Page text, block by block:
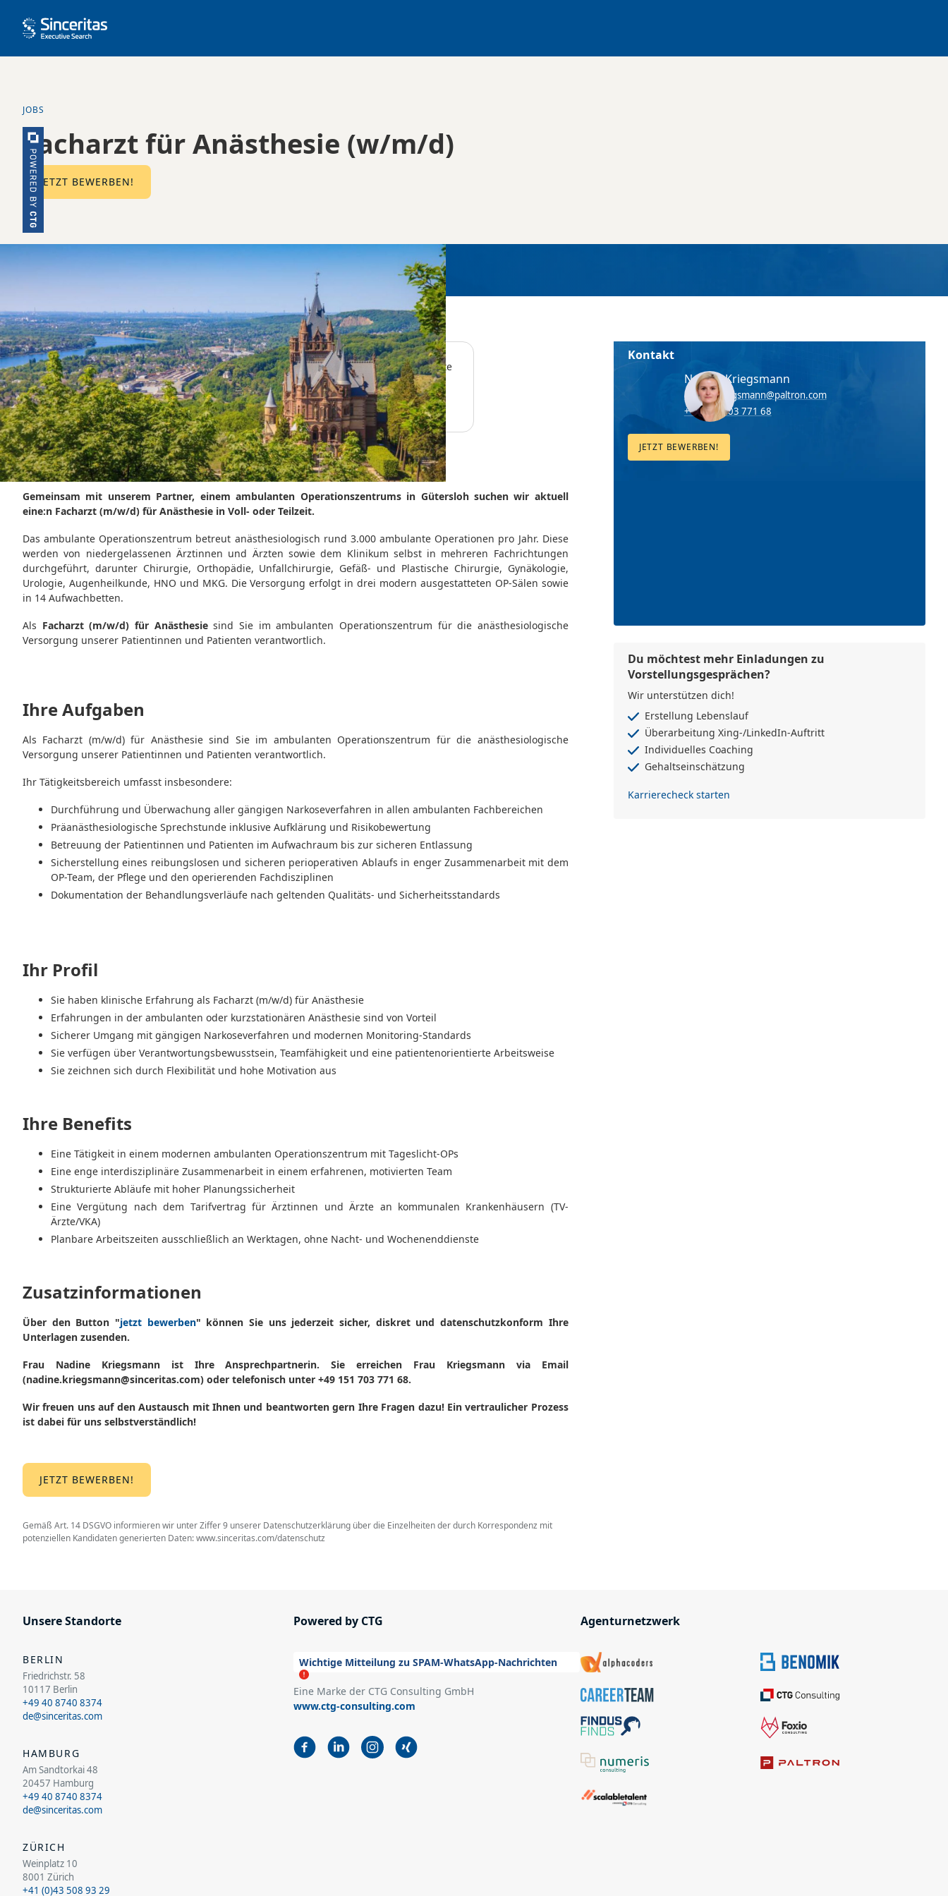
JOBS
Facharzt für Anästhesie (w/m/d)
JETZT BEWERBEN!
Einsatzort: Beschäftigungsart:
Das bestehende Stellenportal wird derzeit umgestellt. Aktuelle Stellenangebote
finden Sie auch auf der folgenden Seite:
https://hiring.ctg-consulting.com/jobs/ctg
Gemeinsam mit unserem Partner, einem ambulanten Operationszentrums in Gütersloh suchen wir aktuell
eine:n Facharzt (m/w/d) für Anästhesie in Voll- oder Teilzeit.
Das ambulante Operationszentrum betreut anästhesiologisch rund 3.000 ambulante Operationen pro Jahr. Diese
werden von niedergelassenen Ärztinnen und Ärzten sowie dem Klinikum selbst in mehreren Fachrichtungen
durchgeführt, darunter Chirurgie, Orthopädie, Unfallchirurgie, Gefäß- und Plastische Chirurgie, Gynäkologie,
Urologie, Augenheilkunde, HNO und MKG. Die Versorgung erfolgt in drei modern ausgestatteten OP-Sälen sowie
in 14 Aufwachbetten.
Als Facharzt (m/w/d) für Anästhesiesind Sie im ambulanten Operationszentrum für die anästhesiologische
Versorgung unserer Patientinnen und Patienten verantwortlich.
Ihre Aufgaben
Als Facharzt (m/w/d) für Anästhesie sind Sie im ambulanten Operationszentrum für die anästhesiologische
Versorgung unserer Patientinnen und Patienten verantwortlich.
Ihr Tätigkeitsbereich umfasst insbesondere:
Durchführung und Überwachung aller gängigen Narkoseverfahren in allen ambulanten Fachbereichen
Präanästhesiologische Sprechstunde inklusive Aufklärung und Risikobewertung
Betreuung der Patientinnen und Patienten im Aufwachraum bis zur sicheren Entlassung
Sicherstellung eines reibungslosen und sicheren perioperativen Ablaufs in enger Zusammenarbeit mit dem
OP-Team, der Pflege und den operierenden Fachdisziplinen
Dokumentation der Behandlungsverläufe nach geltenden Qualitäts- und Sicherheitsstandards
Ihr Profil
Sie haben klinische Erfahrung als Facharzt (m/w/d) für Anästhesie
Erfahrungen in der ambulanten oder kurzstationären Anästhesie sind von Vorteil
Sicherer Umgang mit gängigen Narkoseverfahren und modernen Monitoring-Standards
Sie verfügen über Verantwortungsbewusstsein, Teamfähigkeit und eine patientenorientierte Arbeitsweise
Sie zeichnen sich durch Flexibilität und hohe Motivation aus
Ihre Benefits
Eine Tätigkeit in einem modernen ambulanten Operationszentrum mit Tageslicht-OPs
Eine enge interdisziplinäre Zusammenarbeit in einem erfahrenen, motivierten Team
Strukturierte Abläufe mit hoher Planungssicherheit
Eine Vergütung nach dem Tarifvertrag für Ärztinnen und Ärzte an kommunalen Krankenhäusern (TV-
Ärzte/VKA)
Planbare Arbeitszeiten ausschließlich an Werktagen, ohne Nacht- und Wochenenddienste
Zusatzinformationen
Über den Button "jetzt bewerben" können Sie uns jederzeit sicher, diskret und datenschutzkonform Ihre
Unterlagen zusenden.
Frau Nadine Kriegsmann ist Ihre Ansprechpartnerin. Sie erreichen Frau Kriegsmann via Email
(nadine.kriegsmann@sinceritas.com) oder telefonisch unter +49 151 703 771 68.
Wir freuen uns auf den Austausch mit Ihnen und beantworten gern Ihre Fragen dazu! Ein vertraulicher Prozess
ist dabei für uns selbstverständlich!
JETZT BEWERBEN!
Gemäß Art. 14 DSGVO informieren wir unter Ziffer 9 unserer Datenschutzerklärung über die Einzelheiten der durch Korrespondenz mit
potenziellen Kandidaten generierten Daten:www.sinceritas.com/datenschutz
Kontakt
Nadine Kriegsmann
nadine.kriegsmann@paltron.com
+49 151 703 771 68
JETZT BEWERBEN!
Du möchtest mehr Einladungen zu
Vorstellungsgesprächen?
Wir unterstützen dich!
Erstellung Lebenslauf
Überarbeitung Xing-/LinkedIn-Auftritt
Individuelles Coaching
Gehaltseinschätzung
Karrierecheck starten
Unsere Standorte
BERLIN
Friedrichstr. 58
10117 Berlin
+49 40 8740 8374
de@sinceritas.com
HAMBURG
Am Sandtorkai 48
20457 Hamburg
+49 40 8740 8374
de@sinceritas.com
ZÜRICH
Weinplatz 10
8001 Zürich
+41 (0)43 508 93 29
Powered by CTG
Wichtige Mitteilung zu SPAM-WhatsApp-Nachrichten
Eine Marke der CTG Consulting GmbH
www.ctg-consulting.com
Agenturnetzwerk